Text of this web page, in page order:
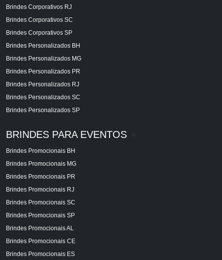
Brindes Corporativos RJ
Brindes Corporativos SC
Brindes Corporativos SP
Brindes Personalizados BH
Brindes Personalizados MG
Brindes Personalizados PR
Brindes Personalizados RJ
Brindes Personalizados SC
Brindes Personalizados SP
BRINDES PARA EVENTOS
Brindes Promocionais BH
Brindes Promocionais MG
Brindes Promocionais PR
Brindes Promocionais RJ
Brindes Promocionais SC
Brindes Promocionais SP
Brindes Promocionais AL
Brindes Promocionais CE
Brindes Promocionais ES